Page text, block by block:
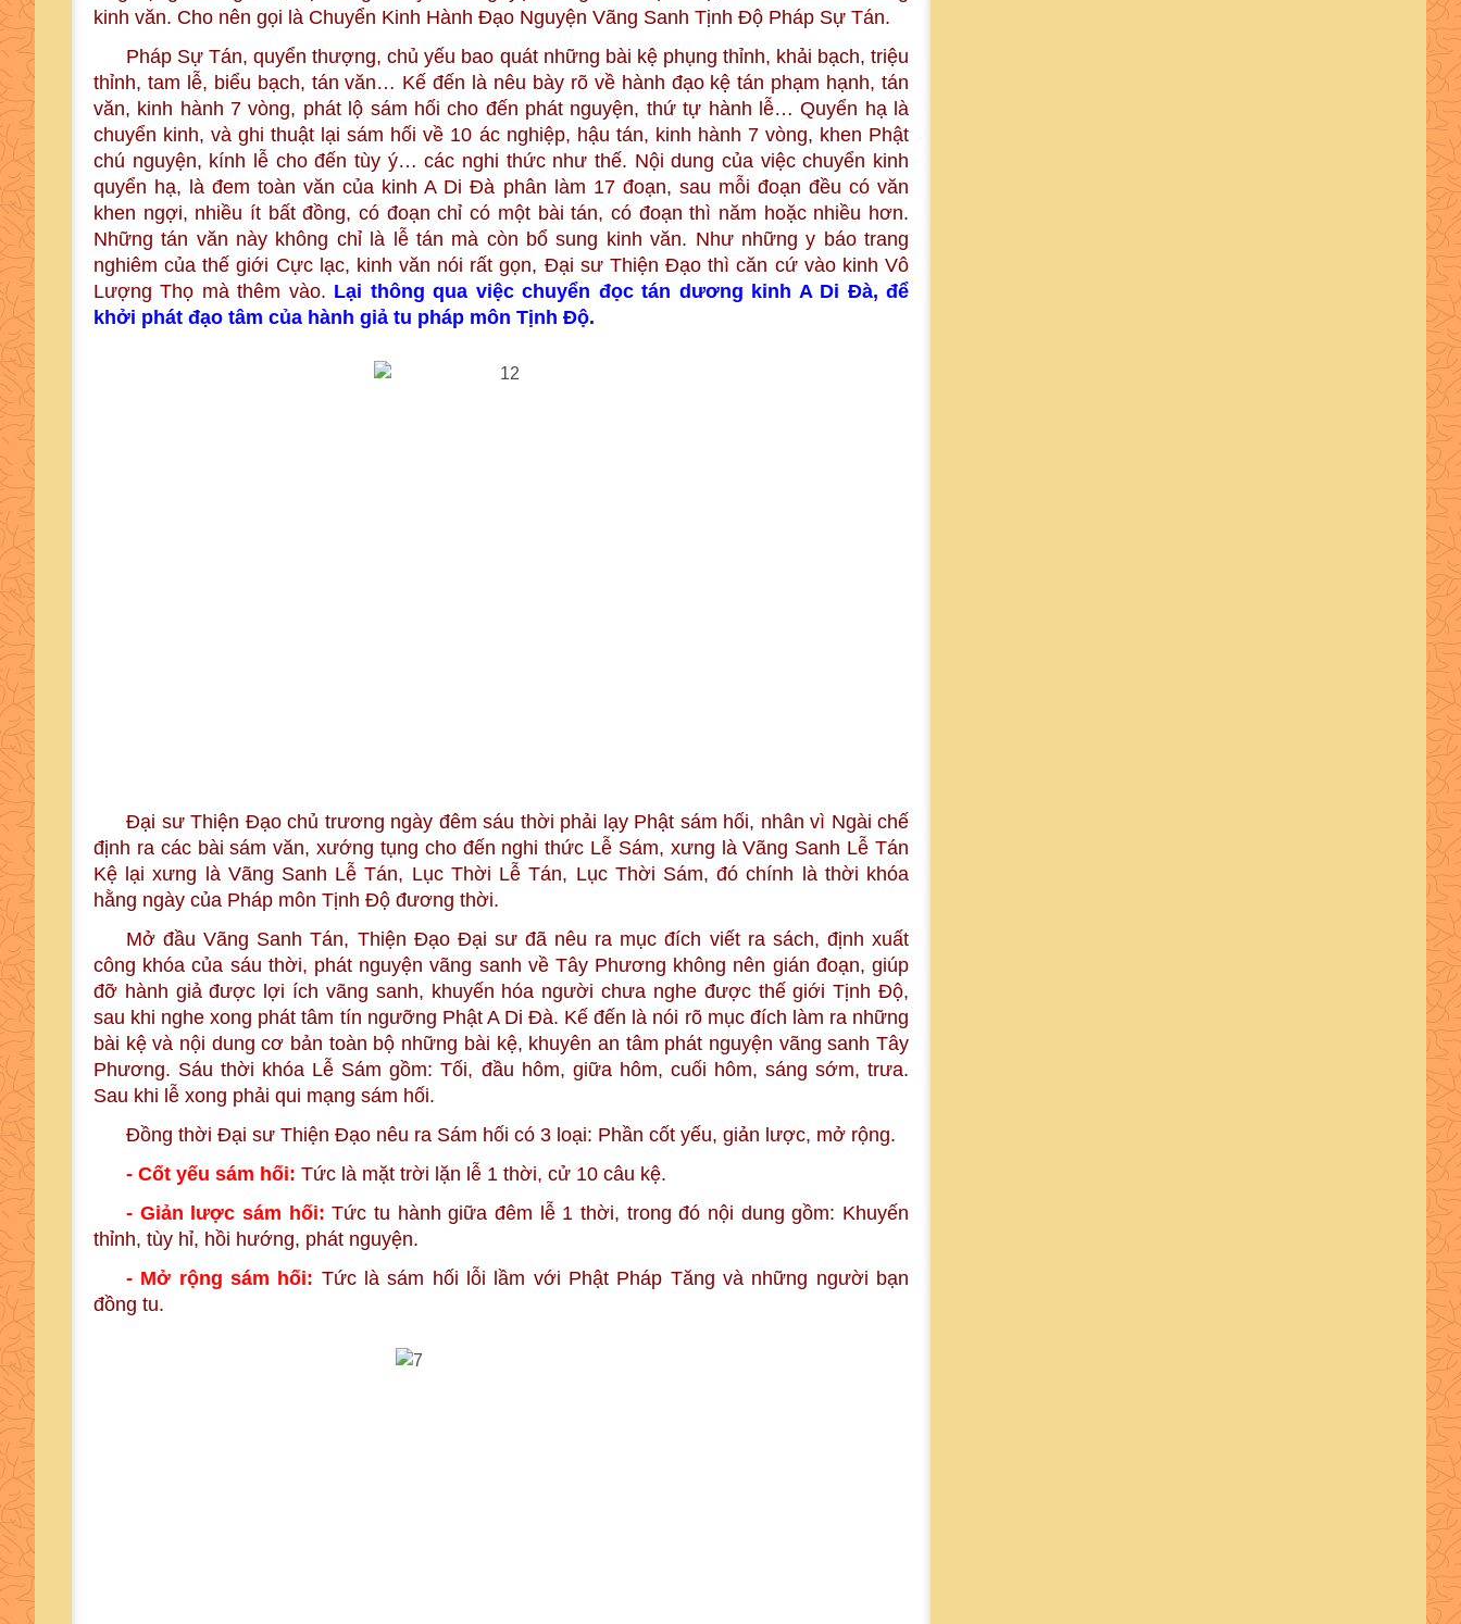
kinh văn. Cho nên gọi là Chuyển Kinh Hành Đạo Nguyện Vãng Sanh Tịnh Độ Pháp Sự Tán.
Pháp Sự Tán, quyển thượng, chủ yếu bao quát những bài kệ phụng thỉnh, khải bạch, triệu
thỉnh, tam lễ, biểu bạch, tán văn… Kế đến là nêu bày rõ về hành đạo kệ tán phạm hạnh, tán
văn, kinh hành 7 vòng, phát lộ sám hối cho đến phát nguyện, thứ tự hành lễ… Quyển hạ là
chuyển kinh, và ghi thuật lại sám hối về 10 ác nghiệp, hậu tán, kinh hành 7 vòng, khen Phật
chú nguyện, kính lễ cho đến tùy ý… các nghi thức như thế. Nội dung của việc chuyển kinh
quyển hạ, là đem toàn văn của kinh A Di Đà phân làm 17 đoạn, sau mỗi đoạn đều có văn
khen ngợi, nhiều ít bất đồng, có đoạn chỉ có một bài tán, có đoạn thì năm hoặc nhiều hơn.
Những tán văn này không chỉ là lễ tán mà còn bổ sung kinh văn. Như những y báo trang
nghiêm của thế giới Cực lạc, kinh văn nói rất gọn, Đại sư Thiện Đạo thì căn cứ vào kinh Vô
Lượng Thọ mà thêm vào. Lại thông qua việc chuyển đọc tán dương kinh A Di Đà, để
khởi phát đạo tâm của hành giả tu pháp môn Tịnh Độ.
Đại sư Thiện Đạo chủ trương ngày đêm sáu thời phải lạy Phật sám hối, nhân vì Ngài chế
định ra các bài sám văn, xướng tụng cho đến nghi thức Lễ Sám, xưng là Vãng Sanh Lễ Tán
Kệ lại xưng là Vãng Sanh Lễ Tán, Lục Thời Lễ Tán, Lục Thời Sám, đó chính là thời khóa
hằng ngày của Pháp môn Tịnh Độ đương thời.
Mở đầu Vãng Sanh Tán, Thiện Đạo Đại sư đã nêu ra mục đích viết ra sách, định xuất
công khóa của sáu thời, phát nguyện vãng sanh về Tây Phương không nên gián đoạn, giúp
đỡ hành giả được lợi ích vãng sanh, khuyến hóa người chưa nghe được thế giới Tịnh Độ,
sau khi nghe xong phát tâm tín ngưỡng Phật A Di Đà. Kế đến là nói rõ mục đích làm ra những
bài kệ và nội dung cơ bản toàn bộ những bài kệ, khuyên an tâm phát nguyện vãng sanh Tây
Phương. Sáu thời khóa Lễ Sám gồm: Tối, đầu hôm, giữa hôm, cuối hôm, sáng sớm, trưa.
Sau khi lễ xong phải qui mạng sám hối.
Đồng thời Đại sư Thiện Đạo nêu ra Sám hối có 3 loại: Phần cốt yếu, giản lược, mở rộng.
- Cốt yếu sám hối: Tức là mặt trời lặn lễ 1 thời, cử 10 câu kệ.
- Giản lược sám hối: Tức tu hành giữa đêm lễ 1 thời, trong đó nội dung gồm: Khuyến
thỉnh, tùy hỉ, hồi hướng, phát nguyện.
- Mở rộng sám hối: Tức là sám hối lỗi lầm với Phật Pháp Tăng và những người bạn
đồng tu.